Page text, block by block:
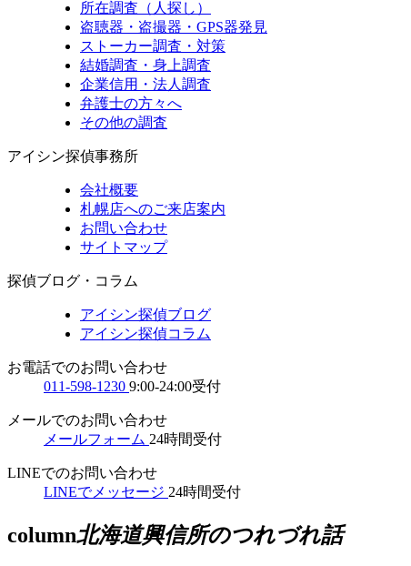
所在調査（人探し）
盗聴器・盗撮器・GPS器発見
ストーカー調査・対策
結婚調査・身上調査
企業信用・法人調査
弁護士の方々へ
その他の調査
アイシン探偵事務所
会社概要
札幌店へのご来店案内
お問い合わせ
サイトマップ
探偵ブログ・コラム
アイシン探偵ブログ
アイシン探偵コラム
お電話でのお問い合わせ
011-598-1230 9:00-24:00受付
メールでのお問い合わせ
メールフォーム 24時間受付
LINEでのお問い合わせ
LINEでメッセージ 24時間受付
column北海道興信所のつれづれ話